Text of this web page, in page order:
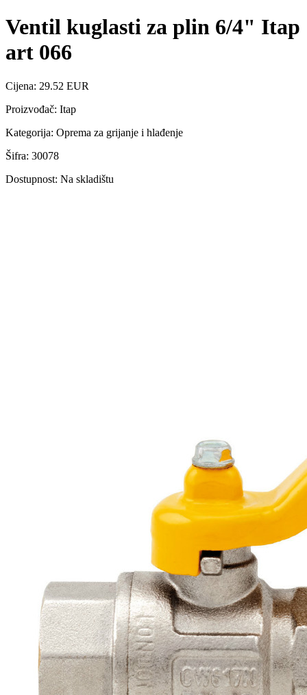
Ventil kuglasti za plin 6/4" Itap
art 066
Cijena: 29.52 EUR
Proizvođač: Itap
Kategorija: Oprema za grijanje i hlađenje
Šifra: 30078
Dostupnost: Na skladištu